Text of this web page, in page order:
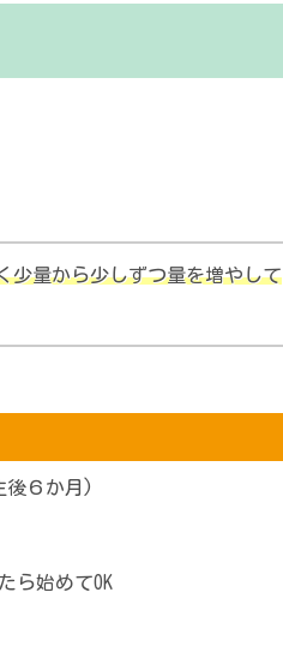
少量から少しずつ量を増やして
６か月)
ら始めてOK